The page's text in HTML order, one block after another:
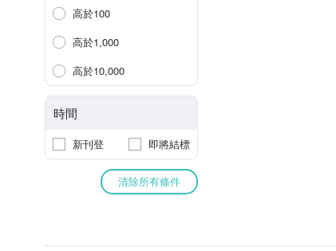
高於100
高於1,000
高於10,000
時間
新刊登 即將結標
清除所有條件